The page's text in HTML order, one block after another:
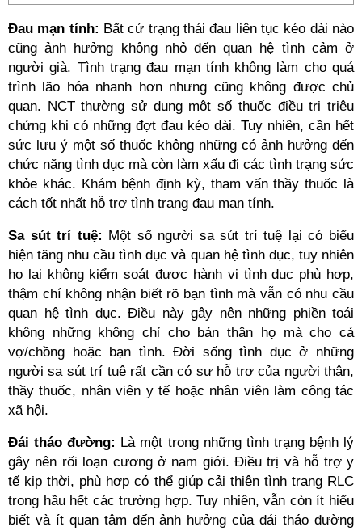
Đau mạn tính: Bất cứ trạng thái đau liên tục kéo dài nào
cũng ảnh hưởng không nhỏ đến quan hệ tình cảm ở
người già. Tình trạng đau mạn tính không làm cho quá
trình lão hóa nhanh hơn nhưng cũng không được chủ
quan. NCT thường sử dụng một số thuốc điều trị triệu
chứng khi có những đợt đau kéo dài. Tuy nhiên, cần hết
sức lưu ý một số thuốc không những có ảnh hưởng đến
chức năng tình dục mà còn làm xấu đi các tình trạng sức
khỏe khác. Khám bệnh định kỳ, tham vấn thầy thuốc là
cách tốt nhất hỗ trợ tình trạng đau mạn tính.
Sa sút trí tuệ: Một số người sa sút trí tuệ lại có biểu
hiện tăng nhu cầu tình dục và quan hệ tình dục, tuy nhiên
họ lại không kiểm soát được hành vi tình dục phù hợp,
thậm chí không nhận biết rõ bạn tình mà vẫn có nhu cầu
quan hệ tình dục. Điều này gây nên những phiền toái
không những không chỉ cho bản thân họ mà cho cả
vợ/chồng hoặc bạn tình. Đời sống tình dục ở những
người sa sút trí tuệ rất cần có sự hỗ trợ của người thân,
thầy thuốc, nhân viên y tế hoặc nhân viên làm công tác
xã hội.
Đái tháo đường: Là một trong những tình trạng bệnh lý
gây nên rối loạn cương ở nam giới. Điều trị và hỗ trợ y
tế kịp thời, phù hợp có thể giúp cải thiện tình trạng RLC
trong hầu hết các trường hợp. Tuy nhiên, vẫn còn ít hiểu
biết và ít quan tâm đến ảnh hưởng của đái tháo đường